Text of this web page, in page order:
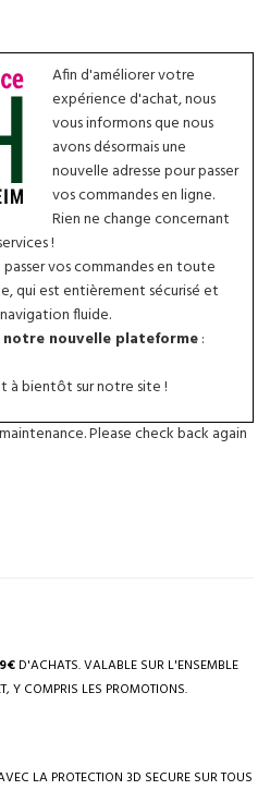
Afin d'améliorer votre
expérience d'achat, nous
vous informons que nous
avons désormais une
nouvelle adresse pour passer
vos commandes en ligne.
Rien ne change concernant
!
vos commandes en toute
qui est entièrement sécurisé et
fluide.
nouvelle plateforme:
à bientôt sur notre site !
Please check back again
D'ACHATS. VALABLE SUR L'ENSEMBLE
Y COMPRIS LES PROMOTIONS.
LA PROTECTION 3D SECURE SUR TOUS